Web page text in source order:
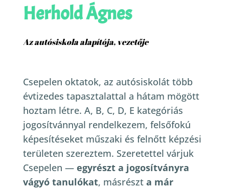
Herhold Ágnes
Az autósiskola alapítója, vezetője
Csepelen oktatok, az autósiskolát több
évtizedes tapasztalattal a hátam mögött
hoztam létre. A, B, C, D, E kategóriás
jogosítvánnyal rendelkezem, felsőfokú
képesítéseket műszaki és felnőtt képzési
területen szereztem. Szeretettel várjuk
Csepelen — egyrészt a jogosítványra
vágyó tanulókat, másrészt a már